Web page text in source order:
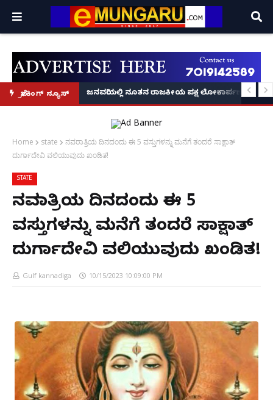
ಬ್ರೇಕಿಂಗ್ ನ್ಯೂಸ್
ಕಥೆ!
8 ಅಡಿಗೂ ಹೆಚ್ಚು ಉದ್ದದ ಕೂದಲು ಬೆಳೆಸಿ ಗಿನ್ನಿಸ್ ವಿಶ್ವ ದಾಖಲೆ ಬರೆದ ಭಾರತದ ರೇಣು
ಜನವರಿಯಲ್ಲಿ ನೂತನ ರಾಜಕೀಯ ಪಕ್ಷ ಲೋಕಾರ್ಪಣೆ – ನಟ
Home state
ನವರಾತ್ರಿಯ ದಿನದಂದು ಈ 5 ವಸ್ತುಗಳನ್ನು ಮನೆಗೆ ತಂದರೆ ಸಾಕ್ಷಾತ್
ದುರ್ಗಾದೇವಿ ವಲಿಯುವುದು ಖಂಡಿತ!
STATE
ನವರಾತ್ರಿಯ ದಿನದಂದು ಈ 5
ವಸ್ತುಗಳನ್ನು ಮನೆಗೆ ತಂದರೆ ಸಾಕ್ಷಾತ್
ದುರ್ಗಾದೇವಿ ವಲಿಯುವುದು ಖಂಡಿತ!
Gulf kannadiga 10/15/2023 10:09:00 PM